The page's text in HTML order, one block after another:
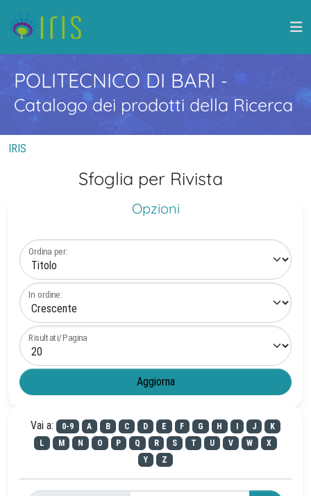
POLITECNICO DI BARI -
Catalogo dei prodotti della Ricerca
IRIS
Sfoglia per Rivista
Opzioni
Ordina per:
In ordine:
Risultati/Pagina
Vai a: 0-9 A B C D E F G H J
K
L
M N O P Q R S T U V W
X
Y
Z